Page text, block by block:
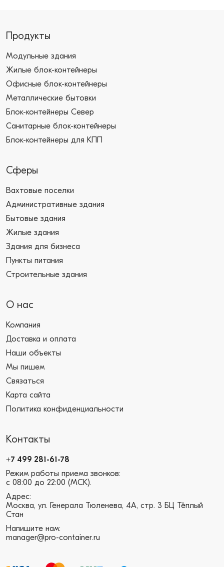
Продукты
Модульные здания
Жилые блок-контейнеры
Офисные блок-контейнеры
Металлические бытовки
Блок-контейнеры Север
Санитарные блок-контейнеры
Блок-контейнеры для КПП
Сферы
Вахтовые поселки
Административные здания
Бытовые здания
Жилые здания
Здания для бизнеса
Пункты питания
Строительные здания
О нас
Компания
Доставка и оплата
Наши объекты
Мы пишем
Связаться
Карта сайта
Политика конфиденциальности
Контакты
+7 499 281-61-78
Режим работы приема звонков:
с 08:00 до 22:00 (МСК).
Адрес:
Москва, ул. Генерала Тюленева, 4А, стр. 3 БЦ Тёплый
Стан
Напишите нам:
manager@pro-container.ru